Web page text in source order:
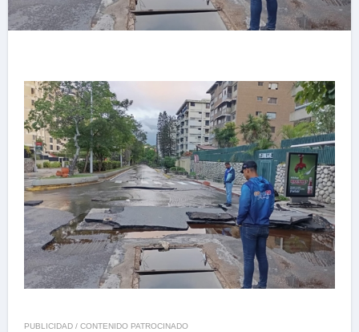
PUBLICIDAD / CONTENIDO PATROCINADO